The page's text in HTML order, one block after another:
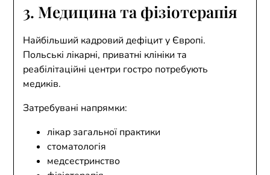
3. Медицина та фізіотерапія
Найбільший кадровий дефіцит у Європі.
Польські лікарні, приватні клініки та
реабілітаційні центри гостро потребують
медиків.
Затребувані напрямки:
лікар загальної практики
стоматологія
медсестринство